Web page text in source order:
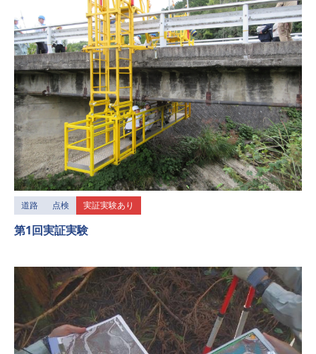
道路 点検 実証実験あり
第1回実証実験